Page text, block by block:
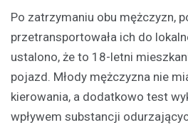
Po zatrzymaniu obu mężczyzn,
przetransportowała ich do
ustalono, że to 18-letni
pojazd. Młody mężczyzna nie
kierowania, a dodatkowo test
wpływem substancji